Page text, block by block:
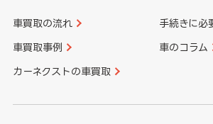
車買取の流れ 手続きに必
車買取事例 車のコラム
カーネクストの車買取